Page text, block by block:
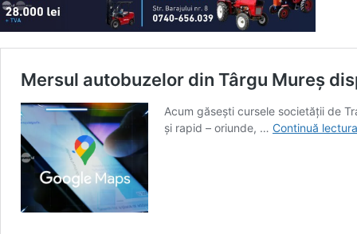
Mersul autobuzelor din Târgu Mureș
Acum găsești cursele societății de
și rapid – oriunde, … Continuă lectura